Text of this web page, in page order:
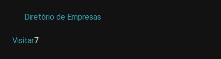
Diretório de Empresas
Visitar7